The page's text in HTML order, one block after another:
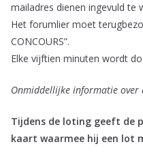
mailadres dienen ingevuld te
Het forumlier moet
CONCOURS”.
Elke vijftien minuten wordt
Onmiddellijke informatie over
Tijdens de loting geeft de
kaart waarmee hij een lot